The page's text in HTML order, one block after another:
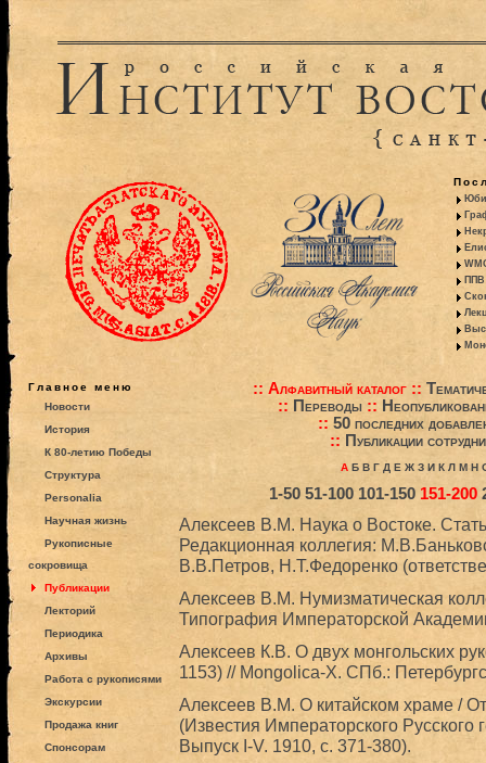
ППВ
Главное меню
Новости
История
К 80-летию Победы
Структура
Personalia
Научная жизнь
Рукописные
сокровища
Публикации
Лекторий
Периодика
Архивы
Работа с рукописями
Экскурсии
Продажа книг
Спонсорам
:: Алфавитный каталог ::
:: Переводы::
:: 50 последних
:: Публикации
А Б В Г Д Е Ж З И К Л М Н
1-50 51-100 101-150 151-200
Алексеев В.М. Наука о Востоке.
Редакционная коллегия:
В.В.Петров, Н.Т.Федоренко
Алексеев В.М. Нумизматическая
Типография Императорской
Алексеев К.В. О двух монгольских
1153) // Mongolica-X. СПб.:
Алексеев В.М. О китайском храме /
(Известия Императорского
Выпуск I-V. 1910, с. 371-380).